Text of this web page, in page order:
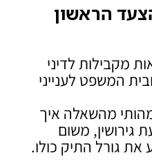
הראשון
מקבילות לדיני
המשפט לענייני
מהשאלה איך
גירושין, משום
גורל התיק כולו.